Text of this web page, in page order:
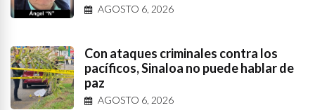
AGOSTO 6, 2026
Con ataques criminales contra los
pacíficos, Sinaloa no puede hablar de
paz
AGOSTO 6, 2026